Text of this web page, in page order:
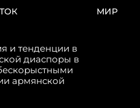
МИР
и тенденции в
диаспоры в
армянской